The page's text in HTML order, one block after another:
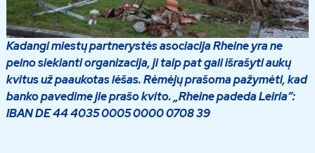
Kadangi miestų partnerystės asociacija Rheine yra ne
pelno siekianti organizacija, ji taip pat gali išrašyti aukų
kvitus už paaukotas lėšas. Rėmėjų prašoma pažymėti, kad
banko pavedime jie prašo kvito. „Rheine padeda Leiria”:
IBAN DE 44 4035 0005 0000 0708 39